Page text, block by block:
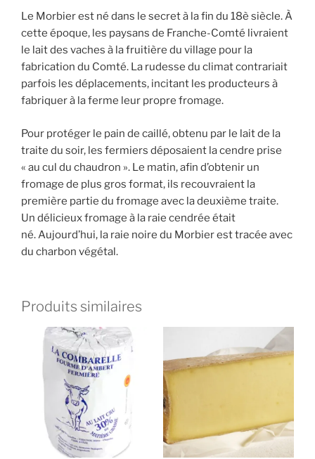
Le Morbier est né dans le secret à la fin du 18è siècle. À
cette époque, les paysans de Franche-Comté livraient
le lait des vaches à la fruitière du village pour la
fabrication du Comté. La rudesse du climat contrariait
parfois les déplacements, incitant les producteurs à
fabriquer à la ferme leur propre fromage.
Pour protéger le pain de caillé, obtenu par le lait de la
traite du soir, les fermiers déposaient la cendre prise
« au cul du chaudron ». Le matin, afin d’obtenir un
fromage de plus gros format, ils recouvraient la
première partie du fromage avec la deuxième traite.
Un délicieux fromage à la raie cendrée était
né. Aujourd’hui, la raie noire du Morbier est tracée avec
du charbon végétal.
Produits similaires